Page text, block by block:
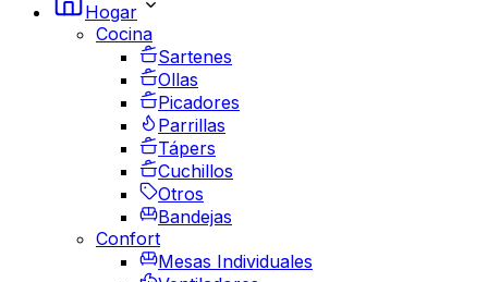
Hogar
Cocina
Sartenes
Ollas
Picadores
Parrillas
Tápers
Cuchillos
Otros
Bandejas
Confort
Mesas Individuales